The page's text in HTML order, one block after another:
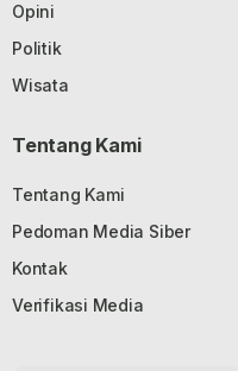
Opini
Politik
Wisata
Tentang Kami
Tentang Kami
Pedoman Media Siber
Kontak
Verifikasi Media